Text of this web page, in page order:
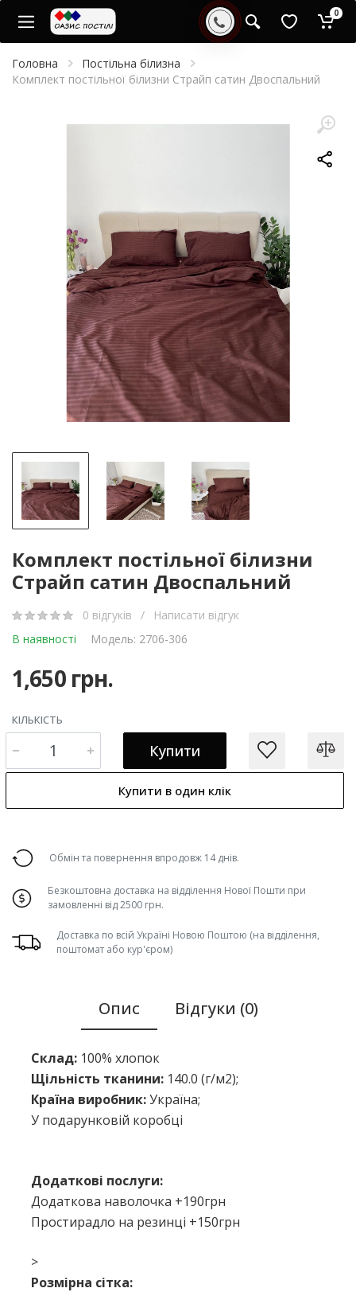
0
Головна
Постільна білизна
Комплект постільної білизни Страйп сатин Двоспальний
Комплект постільної білизни
Страйп сатин Двоспальний
0 відгуків /
Написати відгук
В наявності
Модель: 2706-306
1,650 грн.
КІЛЬКІСТЬ
Купити
Купити в один клік
Обмін та повернення впродовж 14 днів.
Безкоштовна доставка на відділення Нової Пошти при
замовленні від 2500 грн.
Доставка по всій Україні Новою Поштою (на відділення,
поштомат або кур'єром)
Опис Відгуки (0)
Склад: 100% хлопок
Щільність тканини: 140.0 (г/м2);
Країна виробник:Україна;
У подарунковій коробці
Додаткові послуги:
Додаткова наволочка +190грн
Простирадло на резинці +150грн
>
Розмірна сітка: